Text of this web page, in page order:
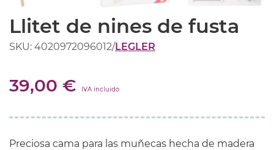
Llitet de nines de fusta
SKU: 4020972096012/LEGLER
39,00 € IVA incluido
Preciosa cama para las muñecas hecha de madera